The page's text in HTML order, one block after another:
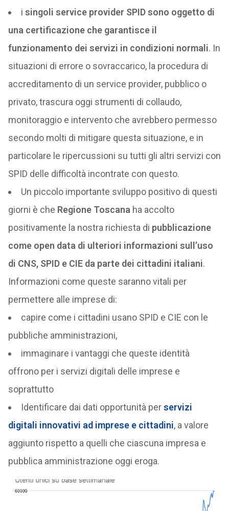
i singoli service provider SPID sono oggetto di
una certificazione che garantisce il
funzionamento dei servizi in condizioni normali. In
situazioni di errore o sovraccarico, la procedura di
accreditamento di un service provider, pubblico o
privato, trascura oggi strumenti di collaudo,
monitoraggio e intervento che avrebbero permesso
secondo molti di mitigare questa situazione, e in
particolare le ripercussioni su tutti gli altri servizi con
SPID delle difficoltà incontrate con questo.
Un piccolo importante sviluppo positivo di questi
giorni è che Regione Toscana ha accolto
positivamente la nostra richiesta di pubblicazione
come open data di ulteriori informazioni sull’uso
di CNS, SPID e CIE da parte dei cittadini italiani.
Informazioni come queste saranno vitali per
permettere alle imprese di:
capire come i cittadini usano SPID e CIE con le
pubbliche amministrazioni,
immaginare i vantaggi che queste identità
offrono per i servizi digitali delle imprese e
soprattutto
Identificare dai dati opportunità perservizi
digitali innovativi ad imprese e cittadini, a valore
aggiunto rispetto a quelli che ciascuna impresa e
pubblica amministrazione oggi eroga.